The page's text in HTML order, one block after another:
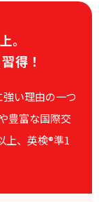
。
得！
強い理由の一つ
豊富な国際交
上、英検®準1